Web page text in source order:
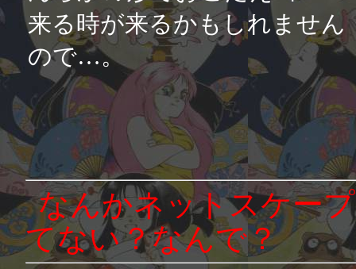
来る時が来るかもしれません
ので…。
なんかネットスケー
てない？なんで？